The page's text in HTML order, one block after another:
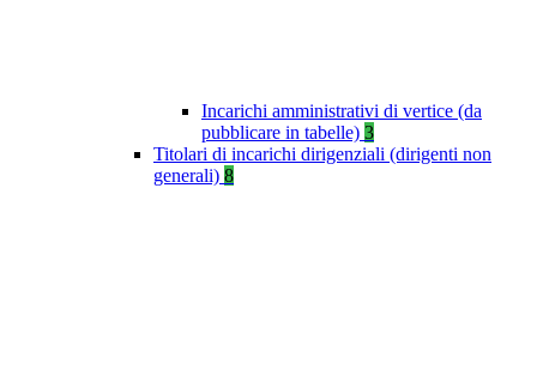
Incarichi amministrativi di vertice (da
pubblicare in tabelle) 3
Titolari di incarichi dirigenziali (dirigenti non
generali) 8